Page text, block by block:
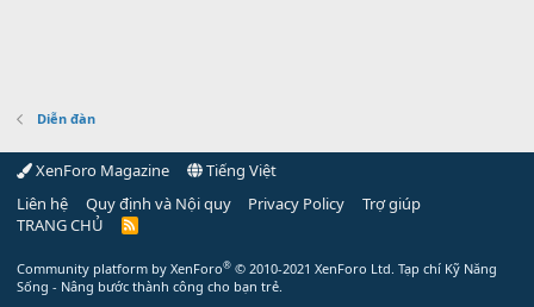
Diễn đàn
XenForo Magazine
Tiếng Việt
Liên hệ
Quy định và Nội quy Privacy Policy
Trợ giúp
TRANG CHỦ
R
Community platform by XenForo® © 2010-2021 XenForo Ltd. Tạp chí Kỹ Năng
Sống - Nâng bước thành công cho bạn trẻ.